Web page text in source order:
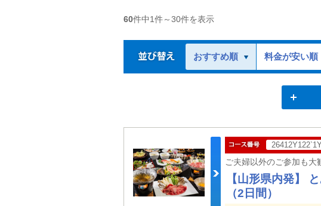
60件中1件～30件を表示
おすすめ順 料金が安い順
【山形県内発】
（2日間）